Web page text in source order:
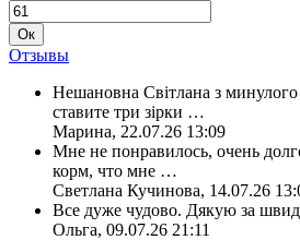
Ок
Отзывы
Нешановна Світлана з
ставите три зірки …
Марина, 22.07.26 13:09
Мне не понравилось, очень
корм, что мне …
Светлана Кучинова, 14.07.26
Все дуже чудово. Дякую за
Ольга, 09.07.26 21:11